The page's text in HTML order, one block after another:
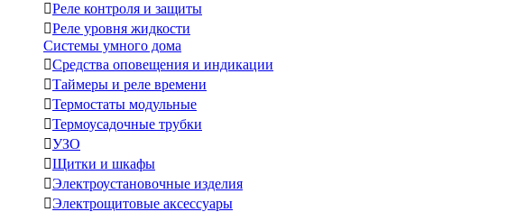
Реле контроля и защиты
Реле уровня жидкости
Системы умного дома
Средства оповещения и индикации
Таймеры и реле времени
Термостаты модульные
Термоусадочные трубки
УЗО
Щитки и шкафы
Электроустановочные изделия
Электрощитовые аксессуары